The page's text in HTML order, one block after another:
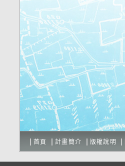
首頁 計畫簡介 版權說明